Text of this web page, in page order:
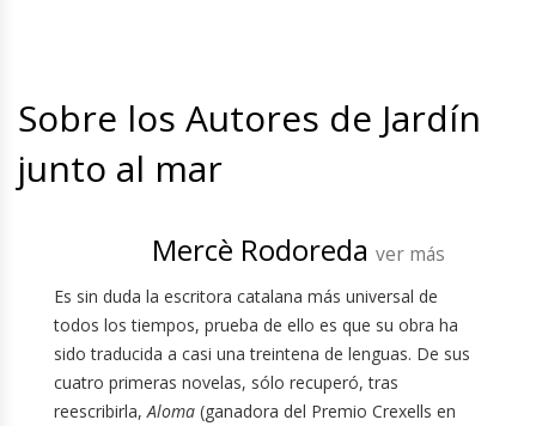
Sobre los Autores de Jardín
junto al mar
Mercè Rodoreda ver más
Es sin duda la escritora catalana más universal de
todos los tiempos, prueba de ello es que su obra ha
sido traducida a casi una treintena de lenguas. De sus
cuatro primeras novelas, sólo recuperó, tras
reescribirla, Aloma (ganadora del Premio Crexells en